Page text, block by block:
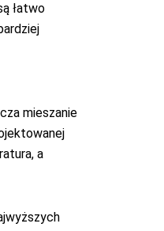
łatwo
mieszanie
a